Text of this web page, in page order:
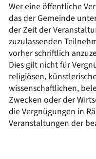
Wer eine öffentliche
das der Gemeinde
der Zeit der
zuzulassenden
vorher schriftlich
Dies gilt nicht für
religiösen,
wissenschaftlichen,
Zwecken oder der
die Vergnügungen in
Veranstaltungen der